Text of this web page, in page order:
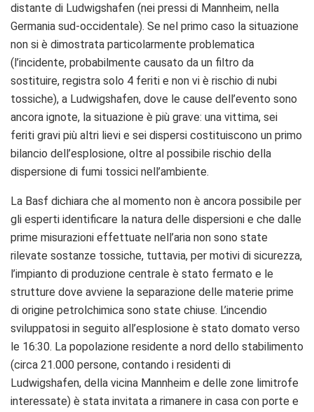
distante di Ludwigshafen (nei pressi di Mannheim, nella
Germania sud-occidentale). Se nel primo caso la situazione
non si è dimostrata particolarmente problematica
(l’incidente, probabilmente causato da un filtro da
sostituire, registra solo 4 feriti e non vi è rischio di nubi
tossiche), a Ludwigshafen, dove le cause dell’evento sono
ancora ignote, la situazione è più grave: una vittima, sei
feriti gravi più altri lievi e sei dispersi costituiscono un primo
bilancio dell’esplosione, oltre al possibile rischio della
dispersione di fumi tossici nell’ambiente.
La Basf dichiara che al momento non è ancora possibile per
gli esperti identificare la natura delle dispersioni e che dalle
prime misurazioni effettuate nell’aria non sono state
rilevate sostanze tossiche, tuttavia, per motivi di sicurezza,
l’impianto di produzione centrale è stato fermato e le
strutture dove avviene la separazione delle materie prime
di origine petrolchimica sono state chiuse. L’incendio
sviluppatosi in seguito all’esplosione è stato domato verso
le 16:30. La popolazione residente a nord dello stabilimento
(circa 21.000 persone, contando i residenti di
Ludwigshafen, della vicina Mannheim e delle zone limitrofe
interessate) è stata invitata a rimanere in casa con porte e